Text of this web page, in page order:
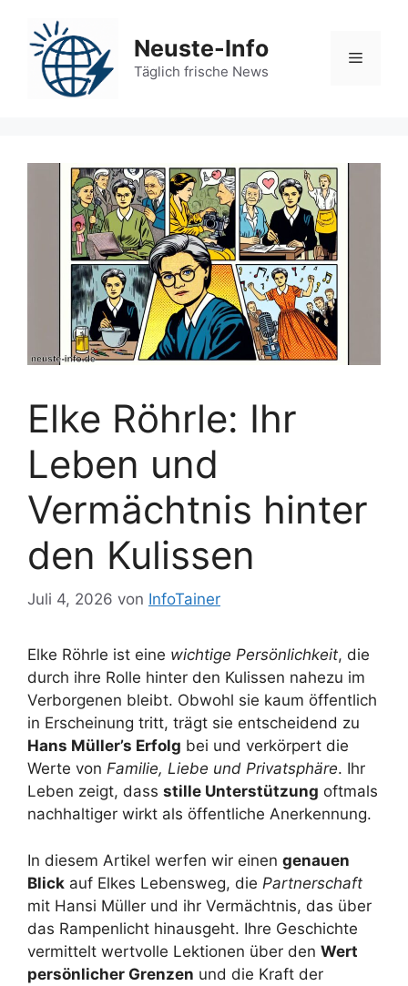
Inhalt
springen
Neuste-Info
Täglich frische News
Menü
Elke Röhrle: Ihr
Leben und
Vermächtnis hinter
den Kulissen
Juli 4, 2026 von InfoTainer
Elke Röhrle ist eine wichtige Persönlichkeit, die
durch ihre Rolle hinter den Kulissen nahezu im
Verborgenen bleibt. Obwohl sie kaum öffentlich
in Erscheinung tritt, trägt sie entscheidend zu
Hans Müller’s Erfolg bei und verkörpert die
Werte von Familie, Liebe und Privatsphäre. Ihr
Leben zeigt, dass stille Unterstützung oftmals
nachhaltiger wirkt als öffentliche Anerkennung.
In diesem Artikel werfen wir einen genauen
Blick auf Elkes Lebensweg, die Partnerschaft
mit Hansi Müller und ihr Vermächtnis, das über
das Rampenlicht hinausgeht. Ihre Geschichte
vermittelt wertvolle Lektionen über den Wert
persönlicher Grenzen und die Kraft der